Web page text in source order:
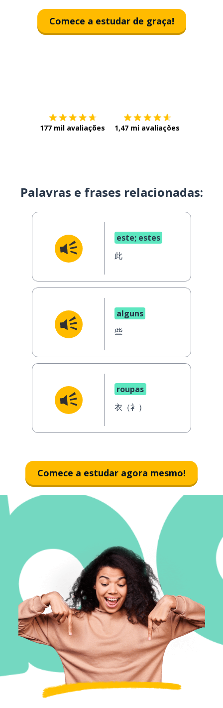
Comece a estudar de graça!
177 mil avaliações 1,47 mi avaliações
Palavras e frases relacionadas:
este; estes
此
alguns
些
roupas
衣（衤）
Comece a estudar agora mesmo!